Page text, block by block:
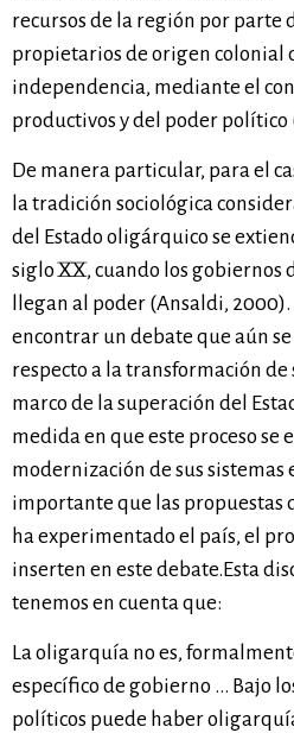
recursos de la región por parte
propietarios de origen colonial
independencia, mediante el
productivos y del poder político
De manera particular, para el
la tradición sociológica
del Estado oligárquico se
siglo XX, cuando los
llegan al poder (Ansaldi,
encontrar un debate que aún
respecto a la transformación de
marco de la superación del
medida en que este proceso se
modernización de sus sistemas
importante que las propuestas
ha experimentado el país, el
inserten en este debate.Esta
tenemos en cuenta que:
La oligarquía no es,
específico de gobierno … Bajo
políticos puede haber